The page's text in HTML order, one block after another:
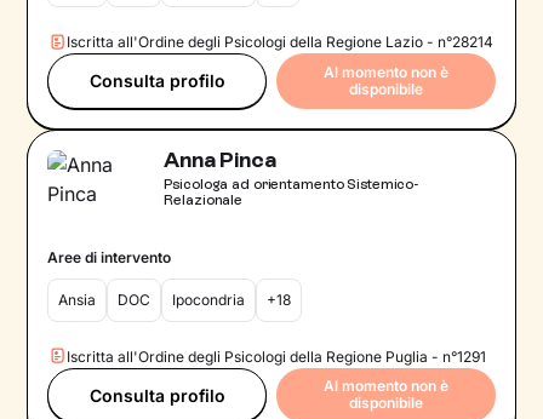
Iscritta all'Ordine degli Psicologi della Regione Lazio - n°28214
Consulta profilo
Al momento non è
disponibile
Anna Pinca
Psicologa ad orientamento Sistemico-
Relazionale
Aree di intervento
Ansia DOC Ipocondria +18
Iscritta all'Ordine degli Psicologi della Regione Puglia - n°1291
Consulta profilo
Al momento non è
disponibile